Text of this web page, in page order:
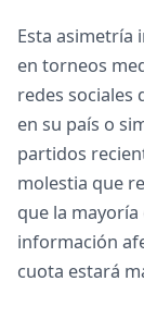
Esta asimetría
en torneos
redes sociales
en su país o
partidos
molestia que
que la mayoría
información
cuota estará